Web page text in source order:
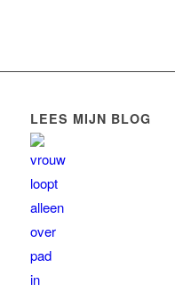
LEES MIJN BLOG